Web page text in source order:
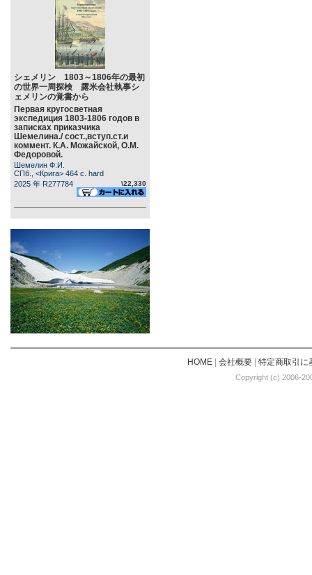
シェメリン 1803～1806年の最初
の世界一周探検 露米会社執事シ
ェメリンの覚書から
Первая кругосветная
экспедиция 1803-1806 годов в
записках приказчика
Шемелина./ сост.,вступ.ст.и
коммент. К.А. Можайской, О.М.
Федоровой.
Шемелин Ф.И.
СПб., <Крига> 464 c. hard
2025 年 R277784
\22,330
HOME| 会社概要| 特定商取引に
Copyright (c) 2006-